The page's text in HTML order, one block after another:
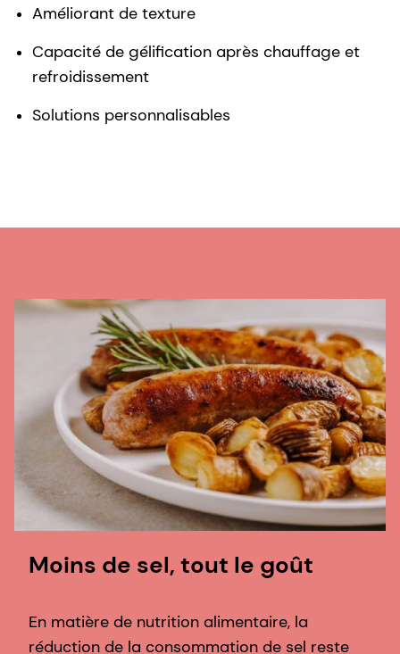
Améliorant de texture
Capacité de gélification après chauffage et
refroidissement
Solutions personnalisables
Moins de sel, tout le goût
En matière de nutrition alimentaire, la
réduction de la consommation de sel reste